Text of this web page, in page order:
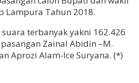
Tahun 2018.
terbanyak yakni 162.426
Zainal Abidin –M.
Aprozi Alam-Ice Suryana. (*)